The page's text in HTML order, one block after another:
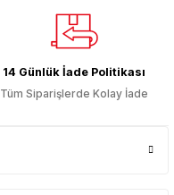
14 Günlük İade Politikası
Tüm Siparişlerde Kolay İade